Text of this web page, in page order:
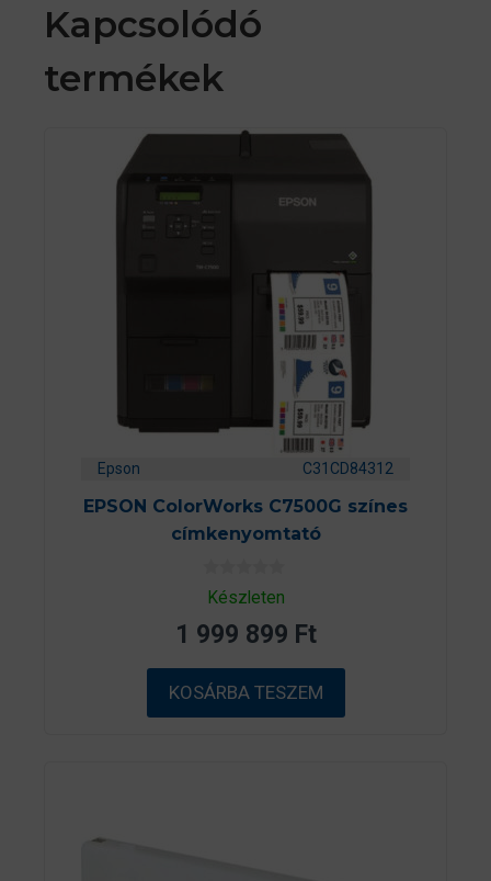
Kapcsolódó
termékek
Epson C31CD84312
EPSON ColorWorks C7500G színes
címkenyomtató
0
a
5
b
ő
l
Készleten
1 999 899 Ft
KOSÁRBA TESZEM